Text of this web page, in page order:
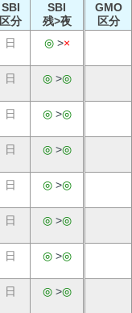
SBI
区分
SBI
残>夜
GMO
区分
日 ◎>×
日 ◎>◎
日 ◎>◎
日 ◎>◎
日 ◎>◎
日 ◎>◎
日 ◎>◎
日 ◎>◎